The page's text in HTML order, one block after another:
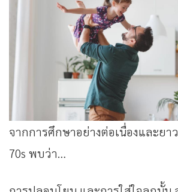
จากการศึกษาอย่างต่อเนื่องและยา
70s พบว่า…